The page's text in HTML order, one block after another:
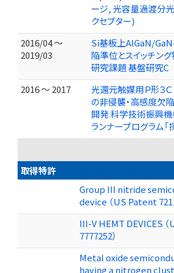
ージ, 光容量過渡分
クセプター)
2016/04 ～
2019/03
Si基板上AlGaN/
陥準位とスイッチン
研究課題 基盤研究C
2016 ～ 2017
光還元触媒用Ｐ形３
の非侵襲・高感度欠
開発 科学技術振興
ランナープログラム「
取得特許
Group III nitride
device （US Patent
III-V HEMT DEVICES
7777252）
Metal oxide
having a nitrogen